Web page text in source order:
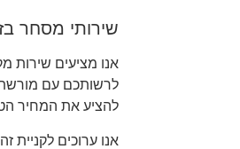
שירותי מסחר
אנו מציעים שירות
לרשותכם עם
להציע את המחיר
אנו ערוכים לקניית